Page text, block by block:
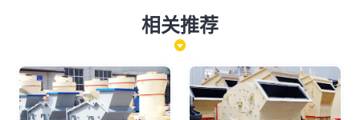
相关推荐